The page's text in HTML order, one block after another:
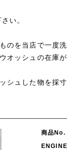
い。
のを当店で一度
ッシュの在庫
シュした物を採寸
商品No.